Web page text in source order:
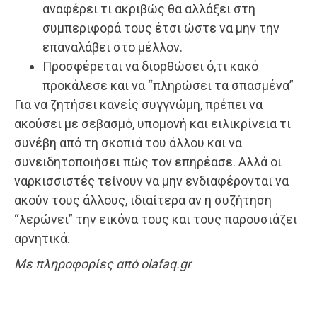
αναφέρει τι ακριβώς θα αλλάξει στη
συμπεριφορά τους έτσι ώστε να μην την
επαναλάβει στο μέλλον.
Προσφέρεται να διορθώσει ό,τι κακό
προκάλεσε και να “πληρώσει τα σπασμένα”
Για να ζητήσει κανείς συγγνώμη, πρέπει να
ακούσει με σεβασμό, υπομονή και ειλικρίνεια τι
συνέβη από τη σκοπιά του άλλου και να
συνειδητοποιήσει πώς τον επηρέασε. Αλλά οι
ναρκισσιστές τείνουν να μην ενδιαφέρονται να
ακούν τους άλλους, ιδιαίτερα αν η συζήτηση
“λερώνει” την εικόνα τους και τους παρουσιάζει
αρνητικά.
Με πληροφορίες από olafaq.gr